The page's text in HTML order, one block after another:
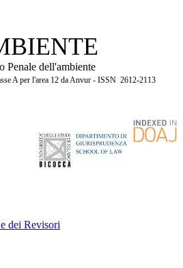
Penale dell'ambiente
A per l'area 12 da Anvur - ISSN 2612-2113
dei Revisori